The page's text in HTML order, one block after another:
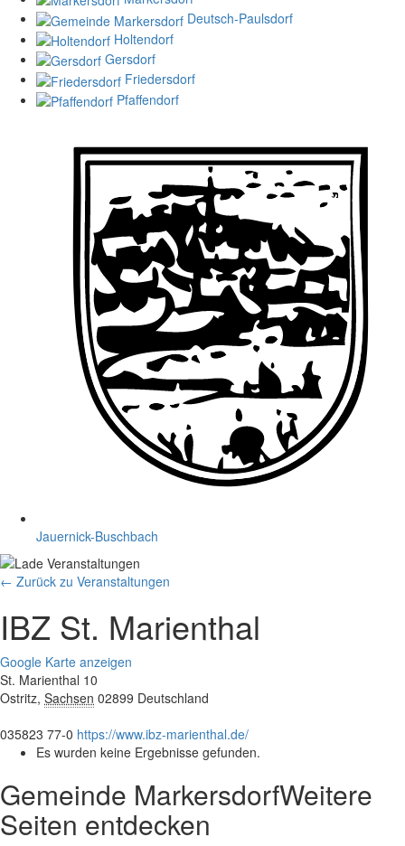
Deutsch-Paulsdorf
Holtendorf
Gersdorf
Friedersdorf
Pfaffendorf
Jauernick-Buschbach
← Zurück zu Veranstaltungen
IBZ St. Marienthal
Google Karte anzeigen
St. Marienthal 10
Ostritz, Sachsen 02899 Deutschland
035823 77-0 https://www.ibz-marienthal.de/
Es wurden keine Ergebnisse gefunden.
Gemeinde MarkersdorfWeitere
Seiten entdecken